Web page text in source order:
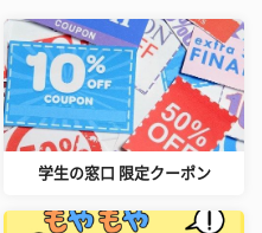
学生の窓口 限定クーポン